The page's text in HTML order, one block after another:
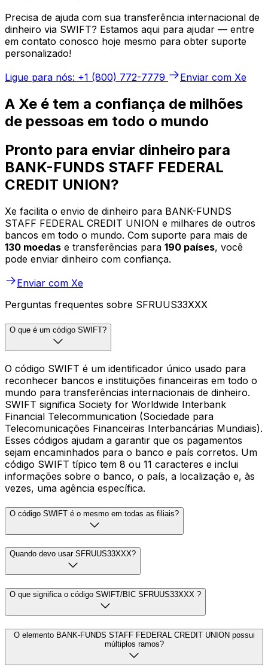
Precisa de ajuda com sua transferência internacional de
dinheiro via SWIFT? Estamos aqui para ajudar — entre
em contato conosco hoje mesmo para obter suporte
personalizado!
Ligue para nós: +1 (800) 772-7779
Enviar com Xe
A Xe é tem a confiança de milhões
de pessoas em todo o mundo
Pronto para enviar dinheiro para
BANK-FUNDS STAFF FEDERAL
CREDIT UNION?
Xe facilita o envio de dinheiro para BANK-FUNDS
STAFF FEDERAL CREDIT UNION e milhares de outros
bancos em todo o mundo. Com suporte para mais de
130 moedas e transferências para 190 países, você
pode enviar dinheiro com confiança.
Enviar com Xe
Perguntas frequentes sobre SFRUUS33XXX
O que é um código SWIFT?
O código SWIFT é um identificador único usado para
reconhecer bancos e instituições financeiras em todo o
mundo para transferências internacionais de dinheiro.
SWIFT significa Society for Worldwide Interbank
Financial Telecommunication (Sociedade para
Telecomunicações Financeiras Interbancárias Mundiais).
Esses códigos ajudam a garantir que os pagamentos
sejam encaminhados para o banco e país corretos. Um
código SWIFT típico tem 8 ou 11 caracteres e inclui
informações sobre o banco, o país, a localização e, às
vezes, uma agência específica.
O código SWIFT é o mesmo em todas as filiais?
Quando devo usar SFRUUS33XXX?
O que significa o código SWIFT/BIC SFRUUS33XXX ?
O elemento BANK-FUNDS STAFF FEDERAL CREDIT UNION possui
múltiplos ramos?